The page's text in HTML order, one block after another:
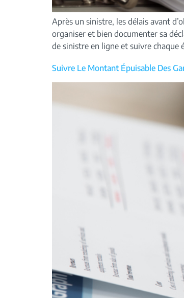
Après un sinistre, les délais avant
organiser et bien documenter sa
de sinistre en ligne et suivre chaque
Suivre Le Montant Épuisable Des